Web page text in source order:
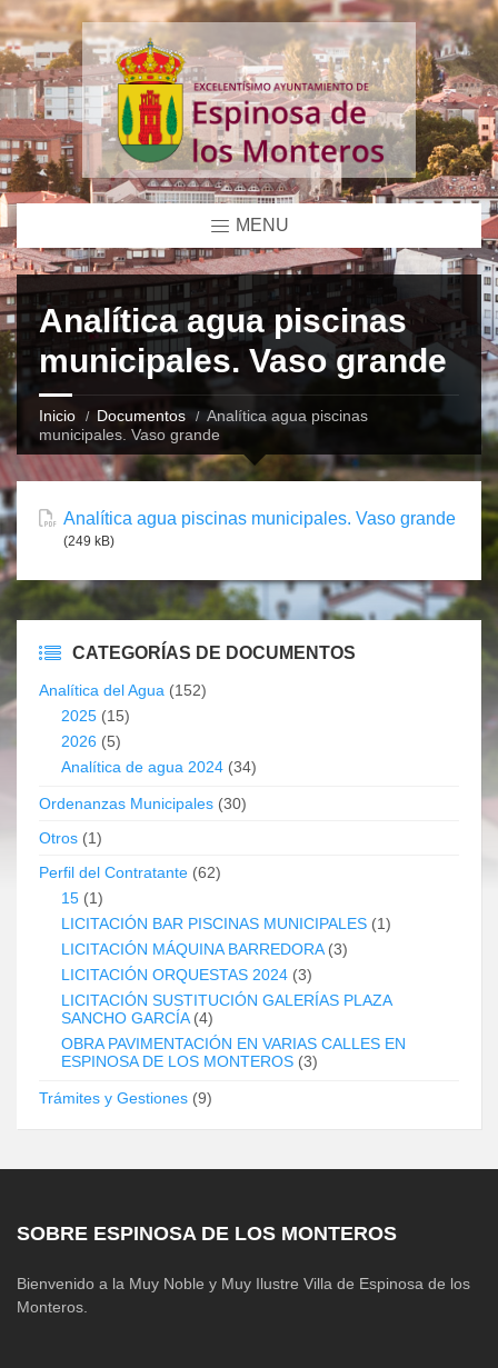
MENU
Analítica agua piscinas
municipales. Vaso grande
Inicio Documentos
Analítica agua piscinas
municipales. Vaso grande
Analítica agua piscinas municipales. Vaso grande
(249 kB)
CATEGORÍAS DE DOCUMENTOS
Analítica del Agua (152)
2025 (15)
2026 (5)
Analítica de agua 2024 (34)
Ordenanzas Municipales (30)
Otros (1)
Perfil del Contratante (62)
15 (1)
LICITACIÓN BAR PISCINAS MUNICIPALES (1)
LICITACIÓN MÁQUINA BARREDORA(3)
LICITACIÓN ORQUESTAS 2024 (3)
LICITACIÓN SUSTITUCIÓN GALERÍAS PLAZA
SANCHO GARCÍA(4)
OBRA PAVIMENTACIÓN EN VARIAS CALLES EN
ESPINOSA DE LOS MONTEROS (3)
Trámites y Gestiones (9)
SOBRE ESPINOSA DE LOS MONTEROS
Bienvenido a la Muy Noble y Muy Ilustre Villa de Espinosa de los
Monteros.